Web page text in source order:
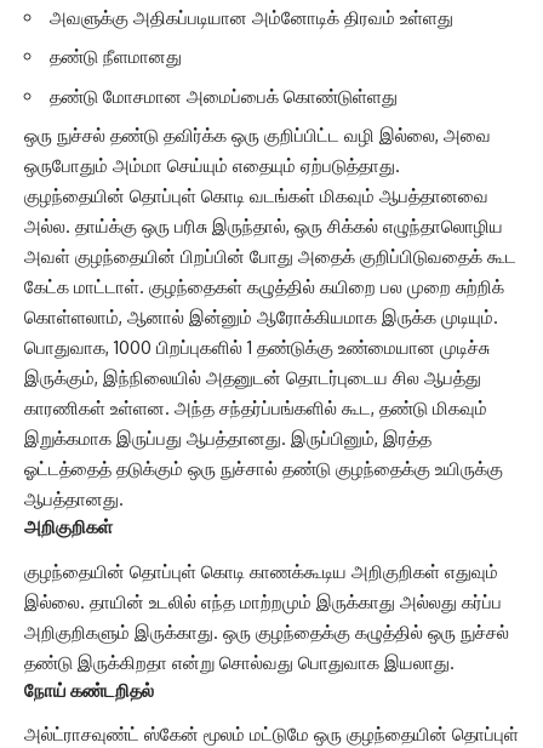
அவளுக்கு அதிகப்படியான அம்னோடிக் திரவம் உள்ளது
தண்டு நீளமானது
தண்டு மோசமான அமைப்பைக் கொண்டுள்ளது
ஒரு நுச்சல் தண்டு தவிர்க்க ஒரு குறிப்பிட்ட வழி இல்லை, அவை
ஒருபோதும் அம்மா செய்யும் எதையும் ஏற்படுத்தாது.
குழந்தையின் தொப்புள் கொடி வடங்கள் மிகவும் ஆபத்தானவை
அல்ல. தாய்க்கு ஒரு பரிசு இருந்தால், ஒரு சிக்கல் எழுந்தாலொழிய
அவள் குழந்தையின் பிறப்பின் போது அதைக் குறிப்பிடுவதைக் கூட
கேட்க மாட்டாள். குழந்தைகள் கழுத்தில் கயிறை பல முறை சுற்றிக்
கொள்ளலாம், ஆனால் இன்னும் ஆரோக்கியமாக இருக்க முடியும்.
பொதுவாக, 1000 பிறப்புகளில் 1 தண்டுக்கு உண்மையான முடிச்சு
இருக்கும், இந்நிலையில் அதனுடன் தொடர்புடைய சில ஆபத்து
காரணிகள் உள்ளன. அந்த சந்தர்ப்பங்களில் கூட, தண்டு மிகவும்
இறுக்கமாக இருப்பது ஆபத்தானது. இருப்பினும், இரத்த
ஓட்டத்தைத் தடுக்கும் ஒரு நுச்சால் தண்டு குழந்தைக்கு உயிருக்கு
ஆபத்தானது.
அறிகுறிகள்
குழந்தையின் தொப்புள் கொடி காணக்கூடிய அறிகுறிகள் எதுவும்
இல்லை. தாயின் உடலில் எந்த மாற்றமும் இருக்காது அல்லது கர்ப்ப
அறிகுறிகளும் இருக்காது. ஒரு குழந்தைக்கு கழுத்தில் ஒரு நுச்சல்
தண்டு இருக்கிறதா என்று சொல்வது பொதுவாக இயலாது.
நோய் கண்டறிதல்
அல்ட்ராசவுண்ட் ஸ்கேன் மூலம் மட்டுமே ஒரு குழந்தையின் தொப்புள்